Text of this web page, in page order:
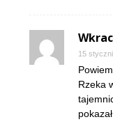
15
Rzeka